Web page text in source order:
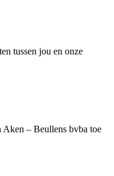
tussen jou en onze
Aken – Beullens bvba toe